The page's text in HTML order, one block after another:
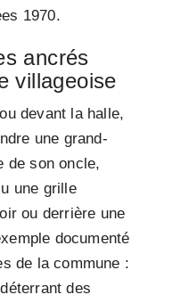
1970.
ancrés
villageoise
devant la halle,
une grand-
de son oncle,
une grille
ou derrière une
documenté
de la commune :
des